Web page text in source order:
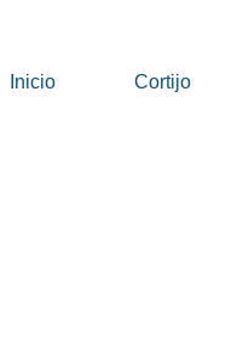
Inicio Cortijo